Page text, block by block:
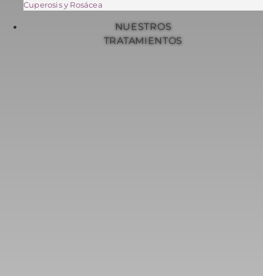
Cuperosis y Rosácea
NUESTROS
TRATAMIENTOS